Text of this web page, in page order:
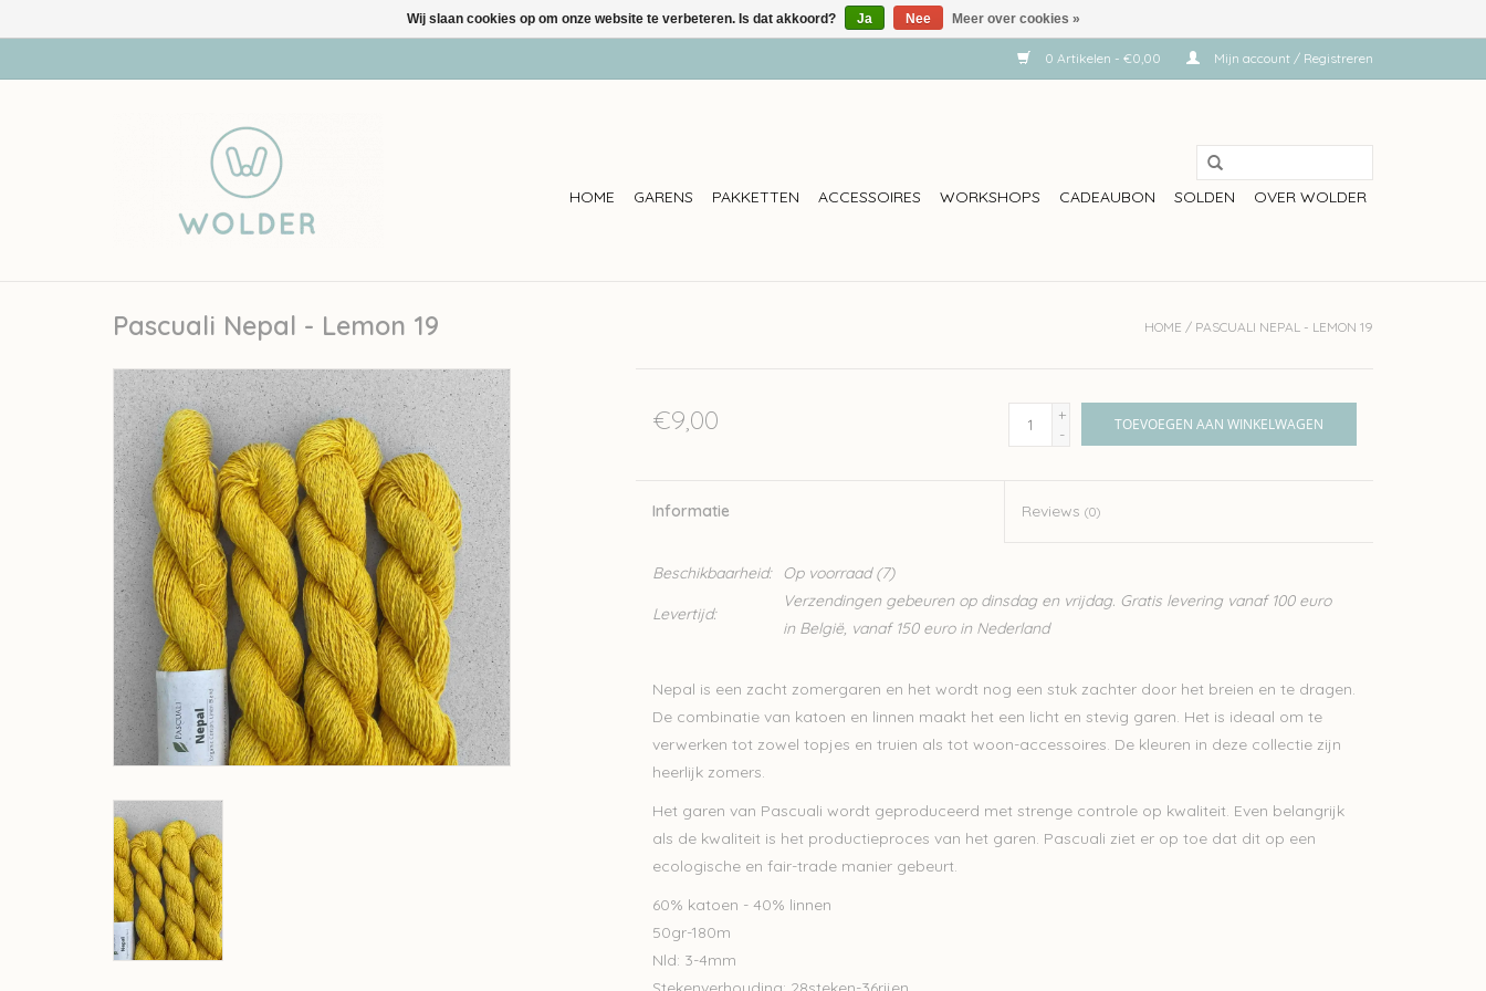
0 Artikelen - €0,00 Mijn account / Registreren
HOME GARENS PAKKETTEN ACCESSOIRES WORKSHOPS CADEAUBON SOLDEN OVER WOLDER
Pascuali Nepal - Lemon 19 HOME / PASCUALI NEPAL - LEMON 19
€9,00
+
-
TOEVOEGEN AAN WINKELWAGEN
Informatie Reviews(0)
Beschikbaarheid: Op voorraad(7)
Levertijd:
Verzendingen gebeuren op dinsdag en vrijdag. Gratis levering vanaf 100 euro
in België, vanaf 150 euro in Nederland
Nepal is een zacht zomergaren en het wordt nog een stuk zachter door het breien en te dragen.
De combinatie van katoen en linnen maakt het een licht en stevig garen. Het is ideaal om te
verwerken tot zowel topjes en truien als tot woon-accessoires. De kleuren in deze collectie zijn
heerlijk zomers.
Het garen van Pascuali wordt geproduceerd met strenge controle op kwaliteit. Even belangrijk
als de kwaliteit is het productieproces van het garen. Pascuali ziet er op toe dat dit op een
ecologische en fair-trade manier gebeurt.
60% katoen - 40% linnen
50gr-180m
Nld: 3-4mm
Wij slaan cookies op om onze website te verbeteren. Is dat akkoord? Ja Nee Meer over cookies »